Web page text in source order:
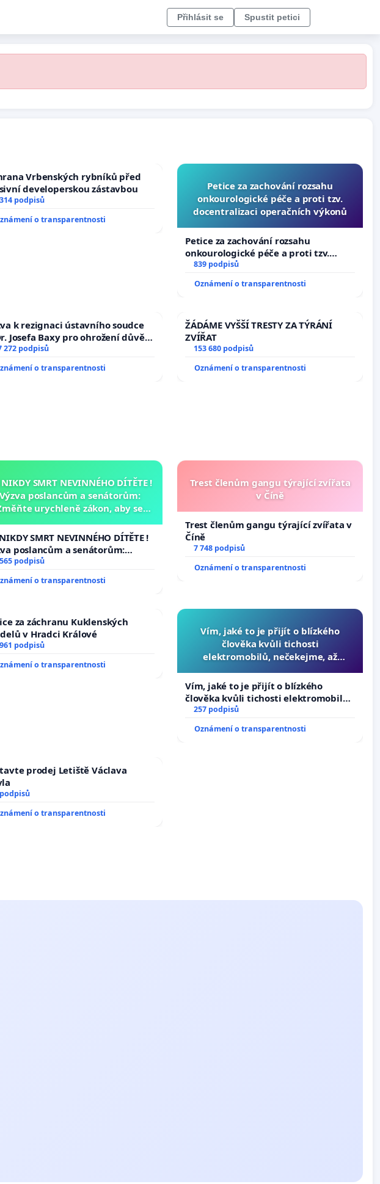
Přihlásit se Spustit petici
Vrbenských rybníků před
developerskou zástavbou
podpisů
o transparentnosti
Petice za zachování rozsahu
onkourologické péče a proti tzv.
docentralizaci operačních výkonů
Petice za zachování rozsahu
onkourologické péče a proti tzv.
docentralizaci operačních výkonů
839 podpisů
Oznámení o transparentnosti
k rezignaci ústavního soudce
Josefa Baxy pro ohrožení důvěry
spravedlivý proces
272 podpisů
o transparentnosti
ŽÁDÁME VYŠŠÍ TRESTY ZA TÝRÁNÍ
ZVÍŘAT
153 680 podpisů
Oznámení o transparentnosti
SMRT NEVINNÉHO DÍTĚTE !
Výzva poslancům a senátorům:
urychleně zákon, aby se
opakovat!
SMRT NEVINNÉHO DÍTĚTE !
poslancům a senátorům:
urychleně zákon, aby se
malé Viktorky už nemohla
podpisů
o transparentnosti
Trest členům gangu týrající zvířata
v Číně
Trest členům gangu týrající zvířata v
Číně
7 748 podpisů
Oznámení o transparentnosti
za záchranu Kuklenských
v Hradci Králové
podpisů
o transparentnosti
Vím, jaké to je přijít o blízkého
člověka kvůli tichosti
elektromobilů, nečekejme, až
auta!
Vím, jaké to je přijít o blízkého
člověka kvůli tichosti elektromobilů,
nečekejme, až přibydou další,
zaveďme slyšitelná auta!
257 podpisů
Oznámení o transparentnosti
prodej Letiště Václava
o transparentnosti